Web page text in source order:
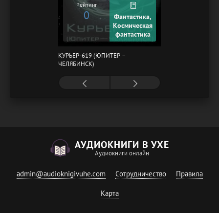
Рейтинг
0
Фантастика,
Космическая
фантастика
КУРЬЕР-619 (ЮПИТЕР –
ЧЕЛЯБИНСК)
АУДИОКНИГИ В УХЕ
Аудиокниги онлайн
admin@audioknigivuhe.com Сотрудничество Правила
Карта